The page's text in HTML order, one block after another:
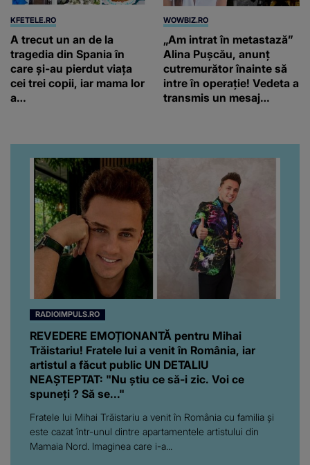
KFETELE.RO
A trecut un an de la
tragedia din Spania în
care și-au pierdut viața
cei trei copii, iar mama lor
a…
WOWBIZ.RO
„Am intrat în metastază”
Alina Pușcău, anunț
cutremurător înainte să
intre în operație! Vedeta a
transmis un mesaj
RADIOIMPULS.RO
REVEDERE EMOȚIONANTĂ pentru Mihai
Trăistariu! Fratele lui a venit în România, iar
artistul a făcut public UN DETALIU
NEAȘTEPTAT: "Nu știu ce să-i zic. Voi ce
spuneți ? Să se..."
Fratele lui Mihai Trăistariu a venit în România cu familia și
este cazat într-unul dintre apartamentele artistului din
Mamaia Nord. Imaginea care i-a...